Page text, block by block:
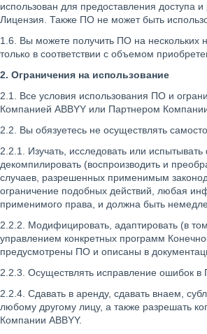
использован для предоставления доступа
Лицензия. Также ПО не может быть
1.6. Вы можете получить ПО на нескольких
только в соответствии с объемом
2. Ограничения на использование
2.1. Все условия использования ПО и
Компанией ABBYY или Партнером
2.2. Вы обязуетесь не осуществлять
2.2.1. Изучать, исследовать или
декомпилировать (воспроизводить и
случаев, разрешенных применимым
ограничение подобных действий, любая
применимого права, и должна быть
2.2.2. Модифицировать, адаптировать (в
управлением конкретных программ
предусмотрены ПО и описаны в
2.2.3. Осуществлять исправление ошибок в
2.2.4. Сдавать в аренду, сдавать внаем,
любому другому лицу, а также разрешать
Компании ABBYY.